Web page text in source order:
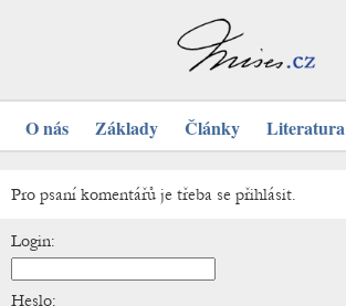
O nás Základy Články Literatura
Pro psaní komentářů je třeba se přihlásit.
Login:
Heslo: